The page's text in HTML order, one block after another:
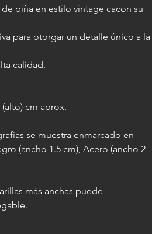
piña en estilo vintage cacon su
para otorgar un detalle único a la
calidad.
cm aprox.
se muestra enmarcado en
(ancho 1.5 cm), Acero (ancho 2
más anchas puede